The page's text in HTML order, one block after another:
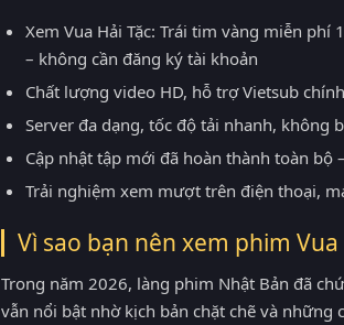
Xem Vua Hải Tặc: Trái tim vàng miễn phí
– không cần đăng ký tài khoản
Chất lượng video HD, hỗ trợ Vietsub
Server đa dạng, tốc độ tải nhanh, không
Cập nhật tập mới đã hoàn thành toàn
Trải nghiệm xem mượt trên điện thoại,
Vì sao bạn nên xem phim
Trong năm 2026, làng phim Nhật Bản đã
vẫn nổi bật nhờ kịch bản chặt chẽ và những